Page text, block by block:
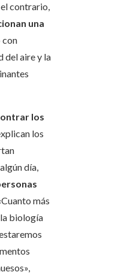
contrario,
una
con
del aire y la
los
los
día,
más
biología